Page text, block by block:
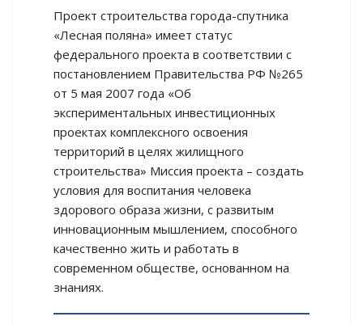
Проект строительства города-спутника
«Лесная поляна» имеет статус
федерального проекта в соответствии с
постановлением Правительства РФ №265
от 5 мая 2007 года «Об
экспериментальных инвестиционных
проектах комплексного освоения
территорий в целях жилищного
строительства» Миссия проекта – создать
условия для воспитания человека
здорового образа жизни, с развитым
инновационным мышлением, способного
качественно жить и работать в
современном обществе, основанном на
знаниях.